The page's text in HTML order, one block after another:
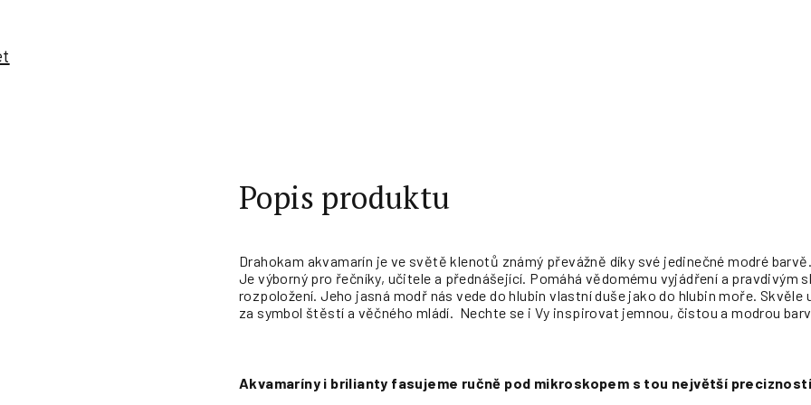
Popis produktu
Drahokam akvamarín je ve světě klenotů známý převážně díky své jedinečné modré
Je výborný pro řečníky, učitele a přednášející. Pomáhá vědomému vyjádření a pravdivým
rozpoložení. Jeho jasná modř nás vede do hlubin vlastní duše jako do hlubin moře.
za symbol štěstí a věčného mládí. Nechte se i Vy inspirovat jemnou, čistou a modrou
Akvamaríny i brilianty fasujeme ručně pod mikroskopem s tou největší